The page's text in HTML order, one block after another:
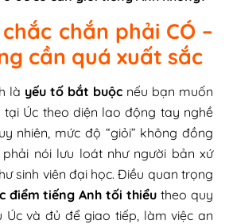
chắn phải CÓ –
cần quá xuất sắc
là yếu tố bắt buộc nếu bạn muốn
Úc theo diện lao động tay nghề
nhiên, mức độ “giỏi” không đồng
nói lưu loát như người bản xứ
sinh viên đại học. Điều quan trọng
điểm tiếng Anh tối thiểu theo quy
Úc và đủ để giao tiếp, làm việc an